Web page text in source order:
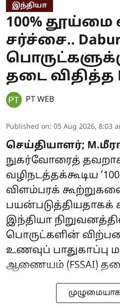
இந்தியா
100%
சர்ச்சை..
தடை விதித்த
PT WEB
Published on: 05 Aug 2026, 8:03
செய்தியாளர்;
நுகர்வோரைத்
வழிநடத்தக்கூடிய
விளம்பரக்
பயன்படுத்தியதாகக்
இந்தியா
பொருட்களின்
உணவுப் பாதுகாப்பு
ஆணையம் (FSSAI)